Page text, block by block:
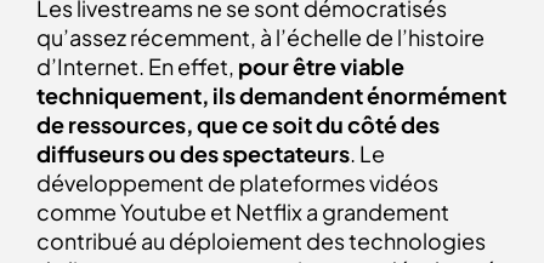
Les livestreams ne se sont démocratisés
qu’assez récemment, à l’échelle de l’histoire
d’Internet. En effet, pour être viable
techniquement, ils demandent énormément
de ressources, que ce soit du côté des
diffuseurs ou des spectateurs. Le
développement de plateformes vidéos
comme Youtube et Netflix a grandement
contribué au déploiement des technologies